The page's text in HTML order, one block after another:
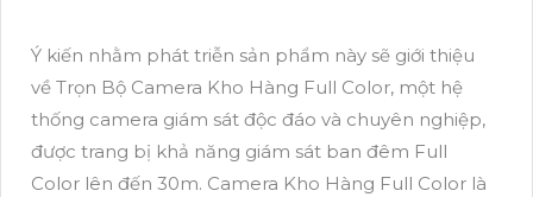
Ý kiến nhằm phát triễn sản phẩm này sẽ giới thiệu
về Trọn Bộ Camera Kho Hàng Full Color, một hệ
thống camera giám sát độc đáo và chuyên nghiệp,
được trang bị khả năng giám sát ban đêm Full
Color lên đến 30m. Camera Kho Hàng Full Color là